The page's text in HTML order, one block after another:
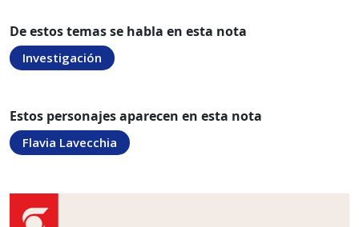
De estos temas se habla en esta nota
Investigación
Estos personajes aparecen en esta nota
Flavia Lavecchia